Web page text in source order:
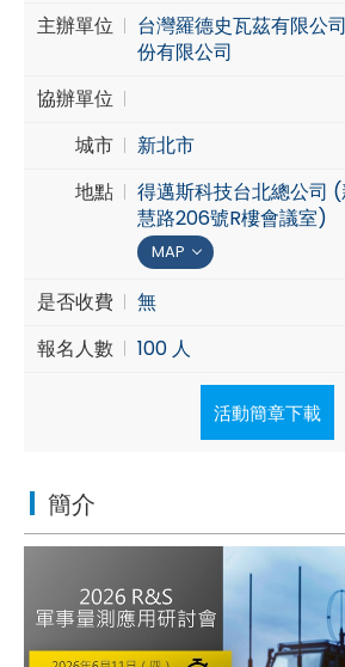
主辦單位
台灣羅德史瓦茲有限公
份有限公司
協辦單位
城市
新北市
地點
得邁斯科技台北總公司
慧路206號R樓會議室)
MAP
是否收費
無
報名人數
100 人
活動簡章下載
簡介